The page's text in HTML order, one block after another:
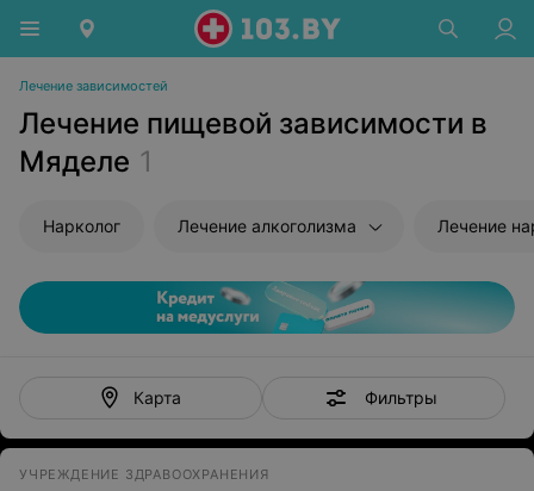
Лечение зависимостей
Лечение пищевой зависимости в
Мяделе 1
Нарколог Лечение алкоголизма Лечение
Карта Фильтры
УЧРЕЖДЕНИЕ ЗДРАВООХРАНЕНИЯ